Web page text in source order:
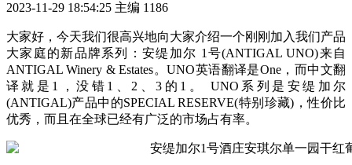
2023-11-29 18:54:25 主编 1186
大家好，今天我们很高兴地向大家介绍一个刚刚加入我们产品
大家庭的新品牌系列：安缇加尔 1号(ANTIGAL UNO)来自
ANTIGAL Winery & Estates。UNO英语翻译是One，而中文翻
译就是1，没错1、2、3的1。 UNO系列是安缇加尔
(ANTIGAL)产品中的SPECIAL RESERVE(特别珍藏)，性价比
优秀，而且在全球已经有广泛的市场占有率。